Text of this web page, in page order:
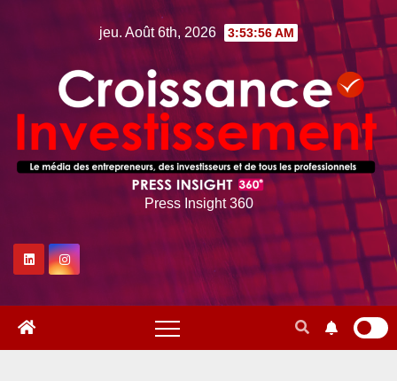
jeu. Août 6th, 2026 3:53:57 AM
Press Insight 360